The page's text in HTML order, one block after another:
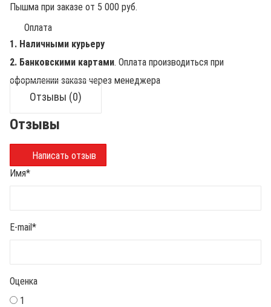
Пышма при заказе от 5 000 руб.
Оплата
1. Наличными курьеру
2. Банковскими картами. Оплата производиться при
оформлении заказа через менеджера
Отзывы (0)
Отзывы
Написать отзыв
Имя*
E-mail*
Оценка
1